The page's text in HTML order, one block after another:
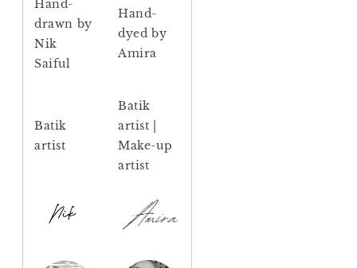
Hand-
drawn by
Nik
Saiful
Hand-
dyed by
Amira
Batik
artist
Batik
artist |
Make-up
artist